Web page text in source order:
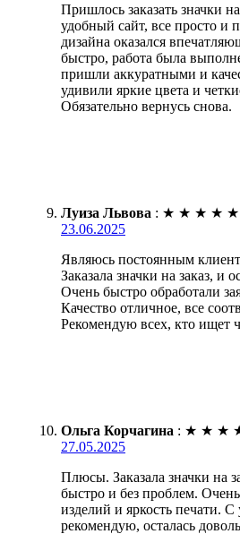
Пришлось заказать значки
удобный сайт, все просто и
дизайна оказался
быстро, работа была
пришли аккуратными и
удивили яркие цвета и
Обязательно вернусь снова.
Луиза Львова : ★ ★ ★ ★ ★
23.06.2025
Являюсь постоянным
Заказала значки на заказ, и
Очень быстро обработали
Качество отличное, все
Рекомендую всех, кто ищет
Ольга Корчагина : ★ ★ ★
27.05.2025
Плюсы. Заказала значки на
быстро и без проблем.
изделий и яркость печати. С
рекомендую, осталась